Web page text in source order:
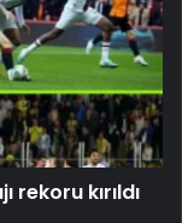
rekoru kırıldı